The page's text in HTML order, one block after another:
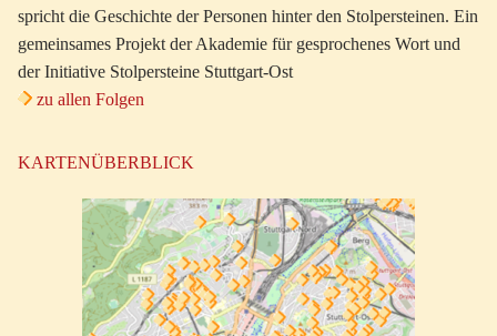
spricht die Geschichte der Personen hinter den Stolpersteinen. Ein
gemeinsames Projekt der Akademie für gesprochenes Wort und
der Initiative Stolpersteine Stuttgart-Ost
zu allen Folgen
KARTENÜBERBLICK